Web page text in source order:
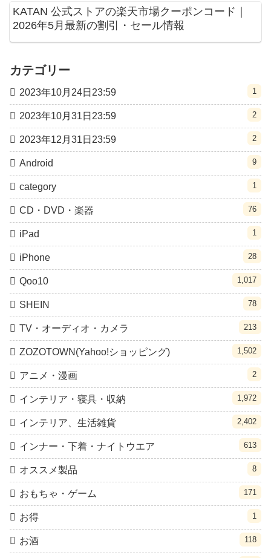
KATAN 公式ストアの楽天市場クーポンコード｜
2026年5月最新の割引・セール情報
カテゴリー
2023年10月24日23:59 1
2023年10月31日23:59 2
2023年12月31日23:59 2
Android 9
category 1
CD・DVD・楽器 76
iPad 1
iPhone 28
Qoo10 1,017
SHEIN 78
TV・オーディオ・カメラ 213
ZOZOTOWN(Yahoo!ショッピング) 1,502
アニメ・漫画 2
インテリア・寝具・収納 1,972
インテリア、生活雑貨 2,402
インナー・下着・ナイトウエア 613
オススメ製品 8
おもちゃ・ゲーム 171
お得 1
お酒 118